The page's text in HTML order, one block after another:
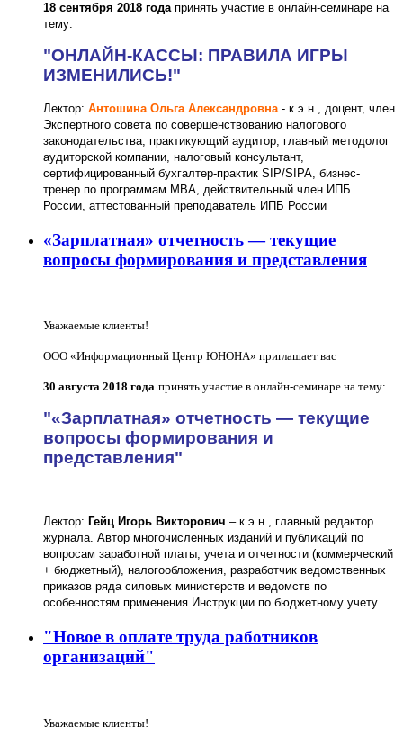
18 сентября 2018 года принять участие в онлайн-семинаре на
тему:
"ОНЛАЙН-КАССЫ: ПРАВИЛА ИГРЫ
ИЗМЕНИЛИСЬ!"
Лектор: Антошина Ольга Александровна- к.э.н., доцент, член
Экспертного совета по совершенствованию налогового
законодательства, практикующий аудитор, главный методолог
аудиторской компании, налоговый консультант,
сертифицированный бухгалтер-практик SIP/SIPA, бизнес-
тренер по программам МBА, действительный член ИПБ
России, аттестованный преподаватель ИПБ России
«Зарплатная» отчетность — текущие
вопросы формирования и представления
Уважаемые клиенты!
ООО «Информационный Центр ЮНОНА» приглашает вас
30 августа 2018 года принять участие в онлайн-семинаре на тему:
"«Зарплатная» отчетность — текущие
вопросы формирования и
представления"
Лектор: Гейц Игорь Викторович – к.э.н., главный редактор
журнала. Автор многочисленных изданий и публикаций по
вопросам заработной платы, учета и отчетности (коммерческий
+ бюджетный), налогообложения, разработчик ведомственных
приказов ряда силовых министерств и ведомств по
особенностям применения Инструкции по бюджетному учету.
"Новое в оплате труда работников
организаций"
Уважаемые клиенты!